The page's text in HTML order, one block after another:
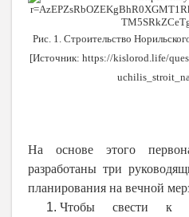
Рис. 1. Строительство
[Источник: https://kislorod.life/
На основе этого
разработаны три
планирования на вечной
Чтобы свести к